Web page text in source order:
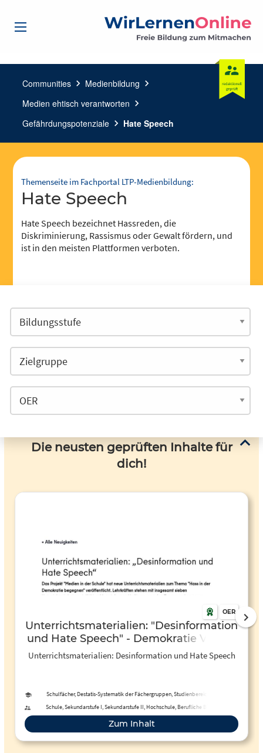
Communities chevron_right Medienbildung chevron_right
Medien ehtisch verantworten chevron_right
Gefährdungspotenziale chevron_right Hate Speech
Themenseite im Fachportal LTP-Medienbildung:
Hate Speech
Hate Speech bezeichnet Hassreden, die
Diskriminierung, Rassismus oder Gewalt fördern, und
ist in den meisten Plattformen verboten.
Die neusten geprüften Inhalte für
dich!
OER
Unterrichtsmaterialien: "Desinformation
und Hate Speech" - Demokratie Vielfalt
Respekt
Unterrichtsmaterialien: Desinformation und Hate Speech
Schulfächer, Destatis-Systematik der Fächergruppen, Studienbereiche und
Schule, Sekundarstufe I, Sekundarstufe II, Hochschule, Berufliche Bildung,
Erwachsenenbildung, Fortbildung
Zum Inhalt